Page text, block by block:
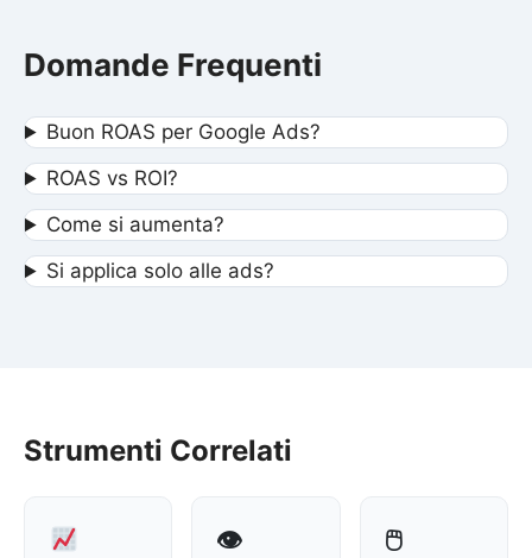
Domande Frequenti
Buon ROAS per Google Ads?
ROAS vs ROI?
Come si aumenta?
Si applica solo alle ads?
Strumenti Correlati
👁 🖱